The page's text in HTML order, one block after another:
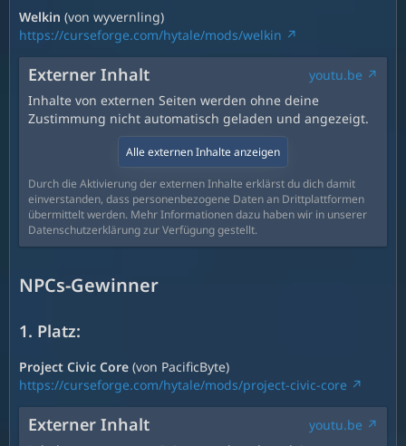
Welkin (von wyvernling)
https://curseforge.com/hytale/mods/welkin
Externer Inhalt
youtu.be
Inhalte von externen Seiten werden ohne deine
Zustimmung nicht automatisch geladen und angezeigt.
Alle externen Inhalte anzeigen
Durch die Aktivierung der externen Inhalte erklärst du dich damit
einverstanden, dass personenbezogene Daten an Drittplattformen
übermittelt werden. Mehr Informationen dazu haben wir in unserer
Datenschutzerklärung zur Verfügung gestellt.
NPCs-Gewinner
1. Platz:
Project Civic Core (von PacificByte)
https://curseforge.com/hytale/mods/project-civic-core
Externer Inhalt
youtu.be